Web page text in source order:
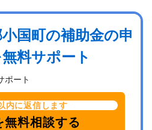
国町の補助金の申
料サポート
内に返信します
無料相談する